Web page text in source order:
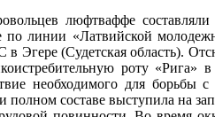
люфтваффе
линии «Латвийской
в Эгере (Судетская область).
роту «Рига»
необходимого для борьбы
полном составе выступила на